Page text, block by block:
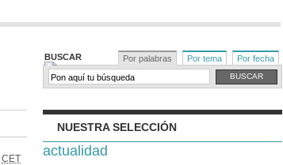
CET
BUSCAR Por palabras Por tema Por fecha
NUESTRA SELECCIÓN
actualidad